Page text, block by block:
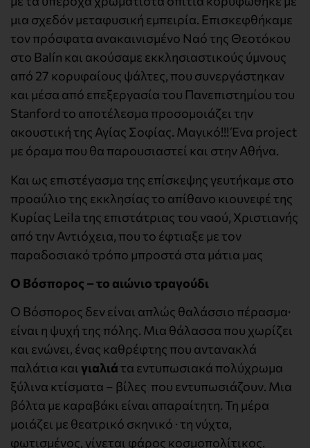
μια σχεδόν μεταφυσική εμπειρία. Επισκεφθήκαμε
τον πρόσφατα ανακαινισμένο Ναό της Θεοτόκου
στο Balín και ακούσαμε εκκλησιαστικούς ύμνους
από 27 κορυφαίους ψάλτες, που συνεργάστηκαν
και μέσα από επεξεργασία του Πανεπιστημίου του
Stanford το αποτέλεσμα προσομοιάζει την
ακουστική της Αγίας Σοφίας. Μαγικό!!! Ένα project
με όραμα που θα παρουσιαστεί και στην Αθήνα.
Και ως επιστέγασμα της επίσκεψης γευτήκαμε στο
προαύλιο της εκκλησίας το απίθανο κιουνεφέ της
Κυρίας Leila της επιστάτριας του ναού, Χριστιανής
από την Αντιόχεια, που το έφτιαξε με τον
παραδοσιακό τρόπο μπροστά στα μάτια μας
Ο Βόσπορος – το αιώνιο τραγούδι
Ο Βόσπορος δεν είναι απλώς θαλάσσιο πέρασμα·
είναι η ψυχή της πόλης. Μια θάλασσα που χωρίζει
και ενώνει, ένας καθρέφτης που αντανακλά
παλάτια και γιαλιάτα εντυπωσιακά πολύχρωμα
ξύλινα κτίσματα – βίλες που εντυπωσιάζουν. Μια
βόλτα με καραβάκι είναι απαραίτητη. Τη μέρα
μοιάζει με θεατρικό σκηνικό · τη νύχτα,
φωτισμένος, γίνεται φάρος κοσμοπολίτικος.